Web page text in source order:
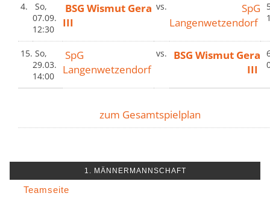
4.
So,
07.09.
12:30
BSG Wismut Gera
III
vs.
SpG
Langenwetzendorf
15. So,
29.03.
14:00
SpG
Langenwetzendorf
vs.
BSG Wismut Gera
III
zum Gesamtspielplan
1. MÄNNERMANNSCHAFT
Teamseite